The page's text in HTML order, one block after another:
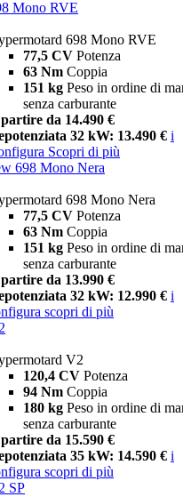
Mono RVE
698 Mono RVE
77,5 CV Potenza
63 Nm Coppia
151 kg Peso in ordine di
senza carburante
da 14.490 €
32 kW: 13.490 € i
Scopri di più
698 Mono Nera
698 Mono Nera
77,5 CV Potenza
63 Nm Coppia
151 kg Peso in ordine di
senza carburante
da 13.990 €
32 kW: 12.990 € i
scopri di più
V2
120,4 CV Potenza
94 Nm Coppia
180 kg Peso in ordine di
senza carburante
da 15.590 €
35 kW: 14.590 € i
scopri di più
SP